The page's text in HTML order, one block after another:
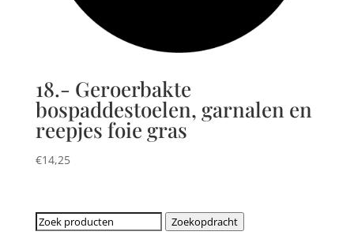
18.- Geroerbakte
bospaddestoelen, garnalen en
reepjes foie gras
€14,25
Zoeken
Zoekopdracht